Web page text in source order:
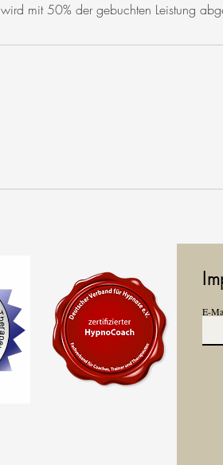
mit 50% der gebuchten Leistung
E-